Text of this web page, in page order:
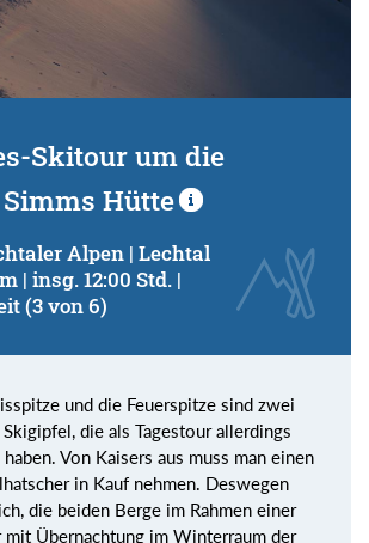
Skitour um die
Hütte
Alpen | Lechtal
| insg. 12:00 Std. |
(3 von 6)
und die Feuerspitze sind zwei
die als Tagestour allerdings
Von Kaisers aus muss man einen
in Kauf nehmen. Deswegen
die beiden Berge im Rahmen einer
Übernachtung im Winterraum der